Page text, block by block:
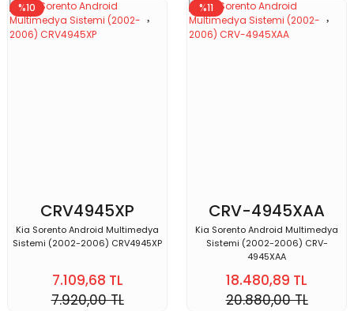
%10
CRV4945XP
Kia Sorento Android Multimedya
Sistemi (2002-2006) CRV4945XP
7.109,68 TL
7.920,00 TL
%11
CRV-4945XAA
Kia Sorento Android Multimedya
Sistemi (2002-2006) CRV-
4945XAA
18.480,89 TL
20.880,00 TL